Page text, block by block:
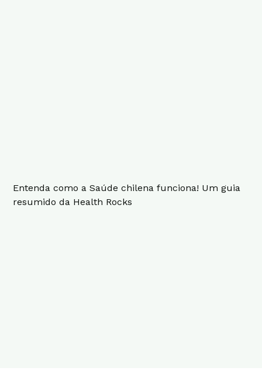
Entenda como a Saúde chilena funciona! Um guia
resumido da Health Rocks